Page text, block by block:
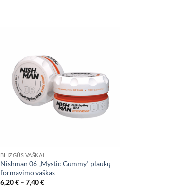
BLIZGŪS VAŠKAI
Nishman 06 „Mystic Gummy“ plaukų
formavimo vaškas
6,20€ – 7,40€Price